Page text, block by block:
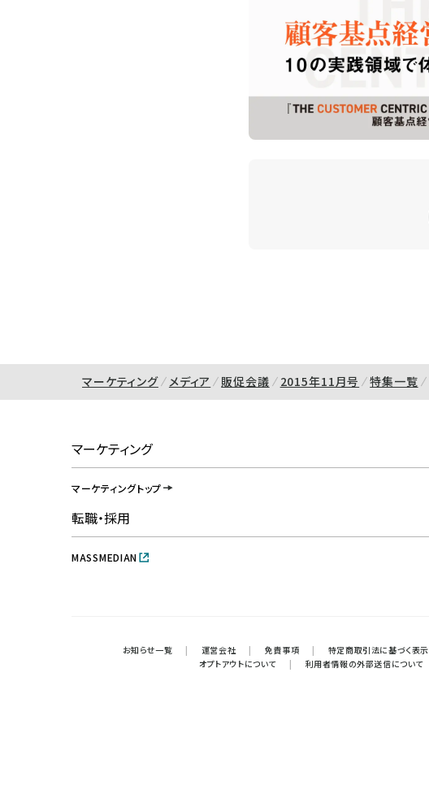
マーケティング メディア 販促会議 2015年11月号 特集一覧
マーケティング
マーケティングトップ
転職・採用
MASSMEDIAN
お知らせ一覧 | 運営会社 | 免責事項 | 特定商取引法に基づく表示
オプトアウトについて
| 利用者情報の外部送信について